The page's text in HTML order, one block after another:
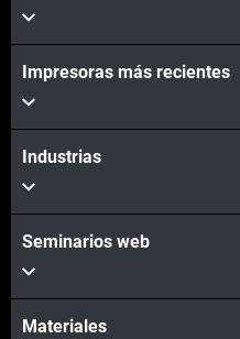
Vea más
Vea más
Impresoras más recientes
Industrias
Seminarios web
Materiales